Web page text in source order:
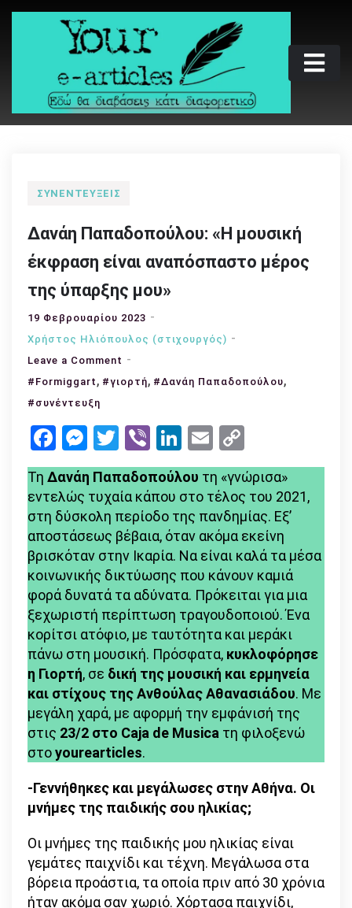
Skip
Your e-articles
Εδώ θα διαβάσεις κάτι διαφορετικό
ΣΥΝΕΝΤΕΎΞΕΙΣ
Δανάη Παπαδοπούλου: «Η μουσική
έκφραση είναι αναπόσπαστο μέρος
της ύπαρξης μου»
19 Φεβρουαρίου 2023
Χρήστος Ηλιόπουλος (στιχουργός)
Leave a Comment on
Δανάη
μουσική
είναι
αναπόσπαστο
μέρος
της
ύπαρξης
μου»
#Formiggart , #γιορτή, #Δανάη Παπαδοπούλου,
#συνέντευξη
Facebook
Messenger
Twitter
ViberLinkedIn
Email
Link
Τη Δανάη Παπαδοπούλου τη «γνώρισα»
εντελώς τυχαία κάπου στο τέλος του 2021,
στη δύσκολη περίοδο της πανδημίας. Εξ’
αποστάσεως βέβαια, όταν ακόμα εκείνη
βρισκόταν στην Ικαρία. Να είναι καλά τα μέσα
κοινωνικής δικτύωσης που κάνουν καμιά
φορά δυνατά τα αδύνατα. Πρόκειται για μια
ξεχωριστή περίπτωση τραγουδοποιού. Ένα
κορίτσι ατόφιο, με ταυτότητα και μεράκι
πάνω στη μουσική. Πρόσφατα, κυκλοφόρησε
η Γιορτή, σε δική της μουσική και ερμηνεία
και στίχους της Ανθούλας Αθανασιάδου. Με
μεγάλη χαρά, με αφορμή την εμφάνισή της
στις 23/2 στο Caja de Musica τη φιλοξενώ
στοyourearticles.
-Γεννήθηκες και μεγάλωσες στην Αθήνα. Οι
μνήμες της παιδικής σου ηλικίας;
Οι μνήμες της παιδικής μου ηλικίας είναι
γεμάτες παιχνίδι και τέχνη. Μεγάλωσα στα
βόρεια προάστια, τα οποία πριν από 30 χρόνια
ήταν ακόμα σαν χωριό. Χόρτασα παιχνίδι,